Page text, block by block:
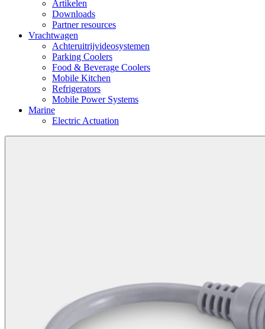
Artikelen
Downloads
Partner resources
Vrachtwagen
Achteruitrijvideosystemen
Parking Coolers
Food & Beverage Coolers
Mobile Kitchen
Refrigerators
Mobile Power Systems
Marine
Electric Actuation